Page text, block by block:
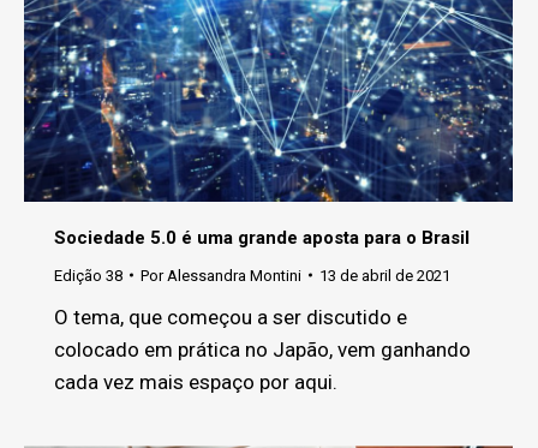
Sociedade 5.0 é uma grande aposta para o Brasil
Edição 38 Por Alessandra Montini 13 de abril de 2021
O tema, que começou a ser discutido e
colocado em prática no Japão, vem ganhando
cada vez mais espaço por aqui.